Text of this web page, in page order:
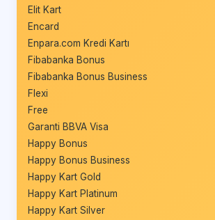
Elit Kart
Encard
Enpara.com Kredi Kartı
Fibabanka Bonus
Fibabanka Bonus Business
Flexi
Free
Garanti BBVA Visa
Happy Bonus
Happy Bonus Business
Happy Kart Gold
Happy Kart Platinum
Happy Kart Silver